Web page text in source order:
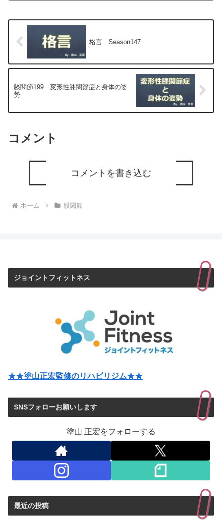
格言 Season147
膝関節199 変形性膝関節症と身体の姿
勢
コメント
コメントを書き込む
ホーム 股関節
ジョイントフィットネス
★★塗山正宏監修のリハビリジム★★
SNSフォローお願いします
塗山 正宏をフォローする
最近の投稿